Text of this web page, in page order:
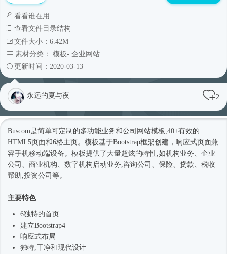
看看谁在用
查看文件目录结构
文件大小：6.42M
素材分类： 模板- 企业网站
更新时间：2020-03-13
永远的夏与夜 2
Buscom是简单可定制的多功能业务和公司网站模板,40+有效的
HTML5页面和6格主页。模板基于Bootstrap框架创建， 响应式页面兼
容手机移动端设备。模板提供了大量超炫的特性,如机构业务、企业
公司、商业机构、数字机构启动业务,咨询公司、保险、贷款、税收
帮助,投资公司等。
主要特色
6独特的首页
建立Bootstrap4
响应式布局
独特,干净和现代设计